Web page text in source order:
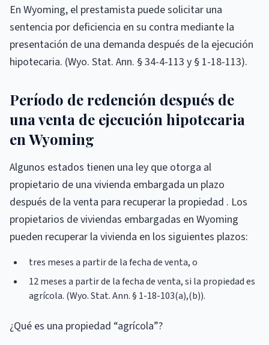
En Wyoming, el prestamista puede solicitar una
sentencia por deficiencia en su contra mediante la
presentación de una demanda después de la ejecución
hipotecaria. (Wyo. Stat. Ann. § 34-4-113 y § 1-18-113).
Período de redención después de
una venta de ejecución hipotecaria
en Wyoming
Algunos estados tienen una ley que otorga al
propietario de una vivienda embargada un plazo
después de la venta para recuperar la propiedad . Los
propietarios de viviendas embargadas en Wyoming
pueden recuperar la vivienda en los siguientes plazos:
tres meses a partir de la fecha de venta, o
12 meses a partir de la fecha de venta, si la propiedad es
agrícola. (Wyo. Stat. Ann. § 1-18-103(a),(b)).
¿Qué es una propiedad “agrícola”?